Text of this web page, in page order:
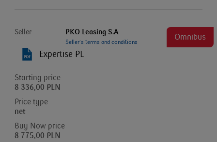
Seller PKO Leasing S.A
Seller`s terms and conditions
Omnibus
Expertise PL
Starting price
8 336,00 PLN
Price type
net
Buy Now price
8 775,00 PLN